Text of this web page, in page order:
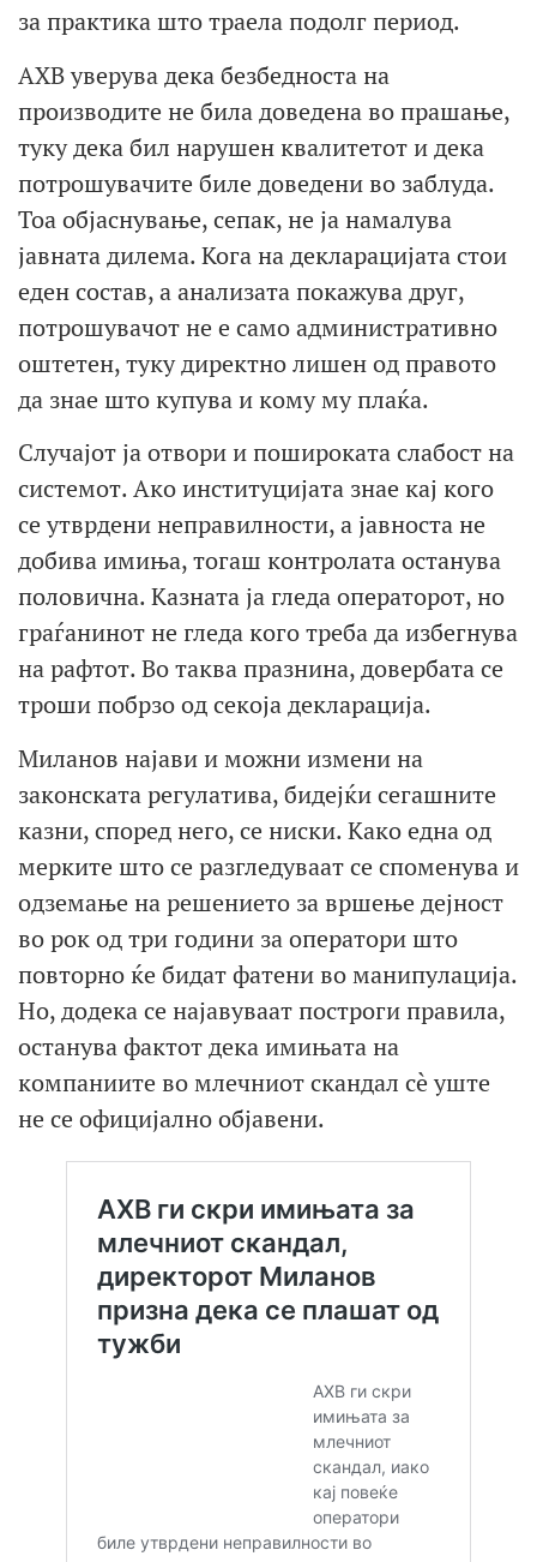
за практика што траела подолг период.
АХВ уверува дека безбедноста на
производите не била доведена во прашање,
туку дека бил нарушен квалитетот и дека
потрошувачите биле доведени во заблуда.
Тоа објаснување, сепак, не ја намалува
јавната дилема. Кога на декларацијата стои
еден состав, а анализата покажува друг,
потрошувачот не е само административно
оштетен, туку директно лишен од правото
да знае што купува и кому му плаќа.
Случајот ја отвори и пошироката слабост на
системот. Ако институцијата знае кај кого
се утврдени неправилности, а јавноста не
добива имиња, тогаш контролата останува
половична. Казната ја гледа операторот, но
граѓанинот не гледа кого треба да избегнува
на рафтот. Во таква празнина, довербата се
троши побрзо од секоја декларација.
Миланов најави и можни измени на
законската регулатива, бидејќи сегашните
казни, според него, се ниски. Како една од
мерките што се разгледуваат се споменува и
одземање на решението за вршење дејност
во рок од три години за оператори што
повторно ќе бидат фатени во манипулација.
Но, додека се најавуваат построги правила,
останува фактот дека имињата на
компаниите во млечниот скандал сè уште
не се официјално објавени.